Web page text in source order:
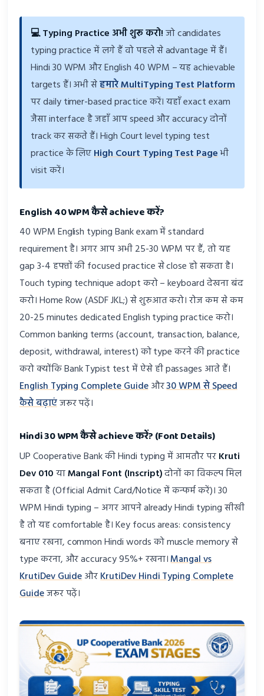
💻 Typing Practice अभी शुरू करो!जो candidates
typing practice में लगे हैं वो पहले से advantage में हैं।
Hindi 30 WPM और English 40 WPM – यह achievable
targets हैं। अभी सेहमारे MultiTyping Test Platform
पर daily timer-based practice करें। यहाँ exact exam
जैसा interface है जहाँ आप speed और accuracy दोनों
track कर सकते हैं। High Court level typing test
practice के लिएHigh Court Typing Test Pageभी
visit करें।
English 40 WPM कैसे achieve करें?
40 WPM English typing Bank exam में standard
requirement है। अगर आप अभी 25-30 WPM पर हैं, तो यह
gap 3-4 हफ्तों की focused practice से close हो सकता है।
Touch typing technique adopt करो – keyboard देखना बंद
करो। Home Row (ASDF JKL;) से शुरुआत करो। रोज कम से कम
20-25 minutes dedicated English typing practice करो।
Common banking terms (account, transaction, balance,
deposit, withdrawal, interest) को type करने की practice
करो क्योंकि Bank Typist test में ऐसे ही passages आते हैं।
English Typing Complete Guideऔर30 WPM से Speed
कैसे बढ़ाएंजरूर पढ़ें।
Hindi 30 WPM कैसे achieve करें? (Font Details)
UP Cooperative Bank की Hindi typing में आमतौर परKruti
Dev 010याMangal Font (Inscript)दोनों का विकल्प मिल
सकता है (Official Admit Card/Notice में कन्फर्म करें)। 30
WPM Hindi typing – अगर आपने already Hindi typing सीखी
है तो यह comfortable है। Key focus areas: consistency
बनाए रखना, common Hindi words को muscle memory से
type करना, और accuracy 95%+ रखना।Mangal vs
KrutiDev GuideऔरKrutiDev Hindi Typing Complete
Guideजरूर पढ़ें।